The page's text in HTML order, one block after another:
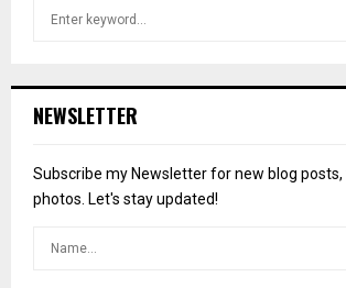
h
o
r
NEWSLETTER
Subscribe my Newsletter for new blog posts,
photos. Let's stay updated!